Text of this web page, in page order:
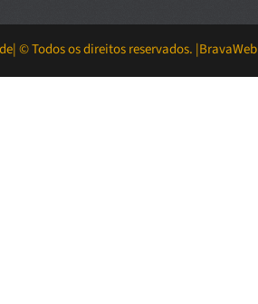
| © Todos os direitos reservados. |BravaWeb